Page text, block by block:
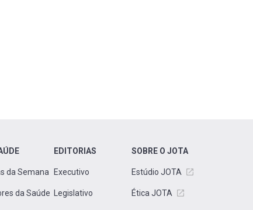
da Semana
da Saúde
EDITORIAS
Executivo
Legislativo
SOBRE O JOTA
Estúdio JOTA
Ética JOTA